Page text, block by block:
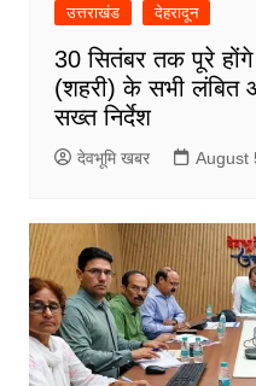
उत्तराखंड देहरादून
30 सितंबर तक पूरे
(शहरी) के सभी लंबित
सख्त निर्देश
देवभूमि खबर August